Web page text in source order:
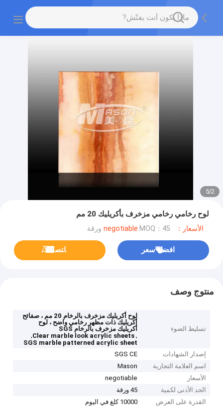
2
/
5
لوح رخامي رخامي مزخرف بأكريليك 20 مم
الأسعار：negotiable MOQ：45 ورقة
افضل سعر ﺎﺘﺼﻟ ﺍﻶﻧ
منتوج وصف
تسليط الضوء
لوح أكريليك مزخرف بالرخام 20 مم ، صفائح
أكريليك ذات مظهر رخامي واضح ، لوح
أكريليك مزخرف بالرخام SGS
,
Clear marble look acrylic sheets
,
SGS marble patterned acrylic sheet
إصدار الشهادات
SGS CE
اسم العلامة التجارية
Mason
الأسعار
negotiable
الحد الأدنى لكمية
45 ورقة
القدرة على العرض
10000 كلغ في اليوم